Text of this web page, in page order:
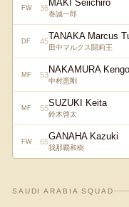
FW 36MAKI Seiichiro
巻誠一郎
DF 45TANAKA Marcus
田中マルクス闘莉王
MF 53NAKAMURA Kengo
中村憲剛
MF 55SUZUKI Keita
鈴木啓太
FW 65GANAHA Kazuki
我那覇和樹
SAUDI ARABIA SQUAD